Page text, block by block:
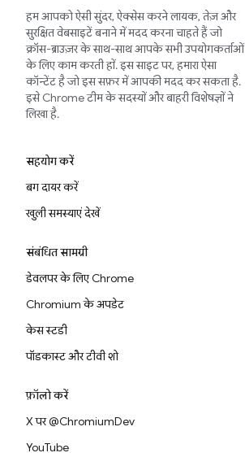
हम आपको ऐसी सुंदर, ऐक्सेस करने लायक, तेज़ और
सुरक्षित वेबसाइटें बनाने में मदद करना चाहते हैं जो
क्रॉस-ब्राउज़र के साथ-साथ आपके सभी उपयोगकर्ताओं
के लिए काम करती हों. इस साइट पर, हमारा ऐसा
कॉन्टेंट है जो इस सफ़र में आपकी मदद कर सकता है.
इसे Chrome टीम के सदस्यों और बाहरी विशेषज्ञों ने
लिखा है.
सहयोग करें
बग दायर करें
खुली समस्याएं देखें
संबंधित सामग्री
डेवलपर के लिए Chrome
Chromium के अपडेट
केस स्टडी
पॉडकास्ट और टीवी शो
फ़ॉलो करें
X पर @ChromiumDev
YouTube